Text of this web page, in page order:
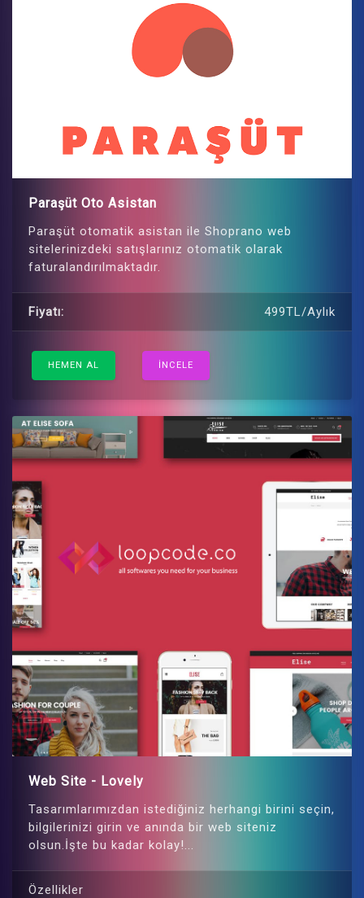
Paraşüt Oto Asistan
Paraşüt otomatik asistan ile Shoprano web
sitelerinizdeki satışlarınız otomatik olarak
faturalandırılmaktadır.
Fiyatı: 499TL/Aylık
HEMEN AL İNCELE
Web Site - Lovely
Tasarımlarımızdan istediğiniz herhangi birini seçin,
bilgilerinizi girin ve anında bir web siteniz
olsun.İşte bu kadar kolay!...
Özellikler